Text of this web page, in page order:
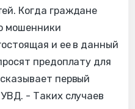
Когда граждане
мошенники
и ее в данный
предоплату для
первый
- Таких случаев